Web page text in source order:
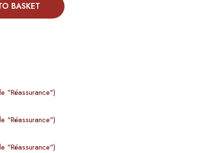
BASKET
"Réassurance")
"Réassurance")
"Réassurance")